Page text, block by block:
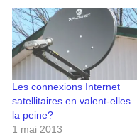
Les connexions Internet
satellitaires en valent-elles
la peine?
1 mai 2013